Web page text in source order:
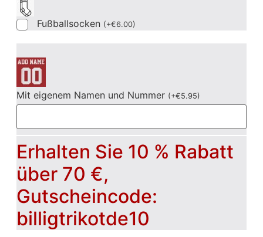
Fußballsocken (+€6.00)
Mit eigenem Namen und Nummer (+€5.95)
Erhalten Sie 10 % Rabatt
über 70 €,
Gutscheincode:
billigtrikotde10